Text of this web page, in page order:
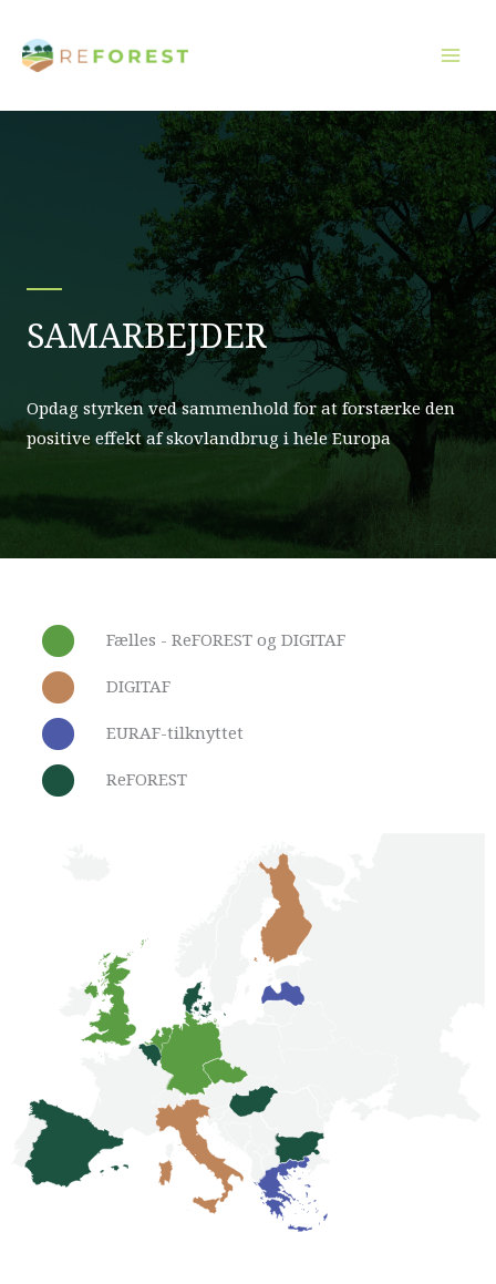
indholdet
SAMARBEJDER
Opdag styrken ved sammenhold for at forstærke den
positive effekt af skovlandbrug i hele Europa
Fælles - ReFOREST og DIGITAF
DIGITAF
EURAF-tilknyttet
ReFOREST